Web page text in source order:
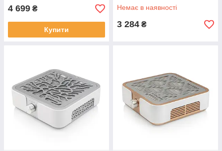
4 699 ₴
Купити
Немає в наявності
3 284 ₴